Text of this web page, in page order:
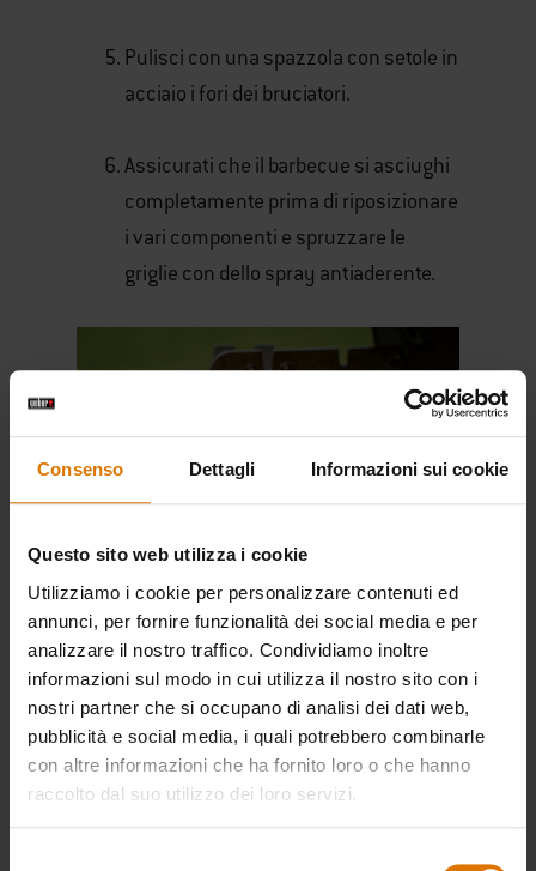
Consenso Dettagli Informazioni sui cookie
Questo sito web utilizza i cookie
Utilizziamo i cookie per personalizzare contenuti ed
annunci, per fornire funzionalità dei social media e per
analizzare il nostro traffico. Condividiamo inoltre
informazioni sul modo in cui utilizza il nostro sito con i
nostri partner che si occupano di analisi dei dati web,
pubblicità e social media, i quali potrebbero combinarle
con altre informazioni che ha fornito loro o che hanno
raccolto dal suo utilizzo dei loro servizi.
Pulisci con una spazzola con setole in
acciaio i fori dei bruciatori.
Assicurati che il barbecue si asciughi
completamente prima di riposizionare
i vari componenti e spruzzare le
griglie con dello spray antiaderente.
This
is
a
carousel
of
various
images
or
Pulizia dell'esterno del tuo BBQ a gas:
Spruzza il detergente appropriato (per
smalto o acciaio inossidabile) su tutte
le parti smaltate o in acciaio.